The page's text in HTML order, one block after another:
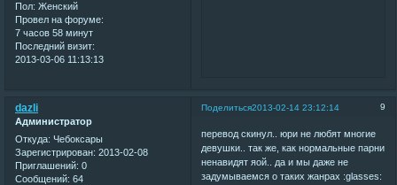
Пол: Женский
Провел на форуме:
7 часов 58 минут
Последний визит:
2013-03-06 11:13:13
Поделиться 9
2013-02-14 23:12:14
dazli
Администратор
Откуда: Чебоксары
Зарегистрирован: 2013-02-08
Приглашений: 0
Сообщений: 64
перевод скинул.. юри не любят многие
девушки.. так же, как нормальные парни
ненавидят яой.. да и мы даже не
задумываемся о таких жанрах :glasses: